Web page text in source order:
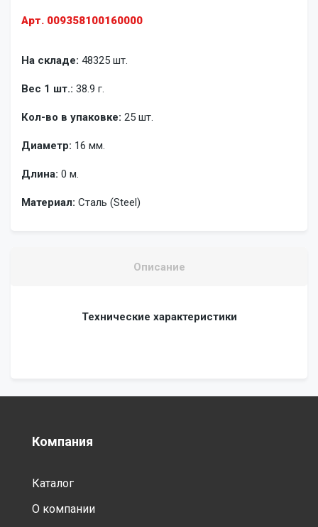
Арт. 009358100160000
На складе: 48325 шт.
Вес 1 шт.: 38.9 г.
Кол-во в упаковке: 25 шт.
Диаметр: 16 мм.
Длина: 0 м.
Материал: Сталь (Steel)
Описание
Технические характеристики
Компания
Каталог
О компании